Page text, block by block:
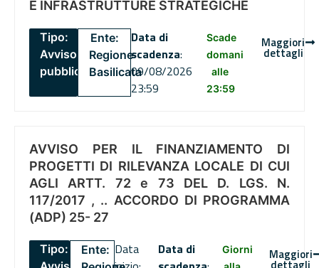
E INFRASTRUTTURE STRATEGICHE
Tipo:
Avviso
pubblico
Ente:
Regione
Basilicata
Data di
scadenza:
09/08/2026
23:59
Scade
domani
alle
23:59
Maggiori
dettagli
AVVISO PER IL FINANZIAMENTO DI
PROGETTI DI RILEVANZA LOCALE DI CUI
AGLI ARTT. 72 e 73 DEL D. LGS. N.
117/2017 , .. ACCORDO DI PROGRAMMA
(ADP) 25- 27
Tipo:
Ente: Data
Data di
Giorni
Maggiori